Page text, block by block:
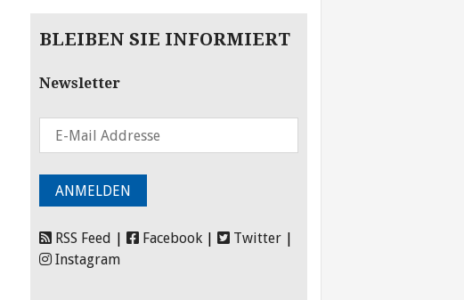
BLEIBEN SIE INFORMIERT
Newsletter
RSS Feed Facebook Twitter
Instagram